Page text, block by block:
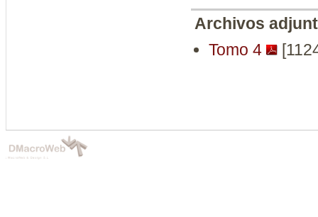
Archivos
Tomo 4